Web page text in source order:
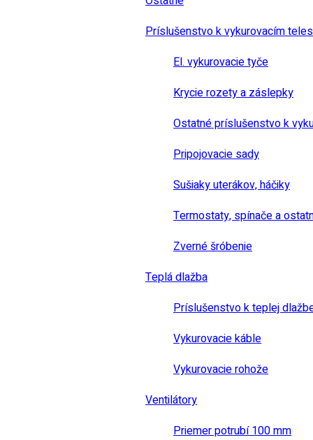
Príslušenstvo k vykurovacím
El. vykurovacie tyče
Krycie rozety a záslepky
Ostatné príslušenstvo k
Pripojovacie sady
Sušiaky uterákov, háčiky
Termostaty, spínače a
Zverné šróbenie
Teplá dlažba
Príslušenstvo k teplej
Vykurovacie káble
Vykurovacie rohože
Ventilátory
Priemer potrubí 100 mm